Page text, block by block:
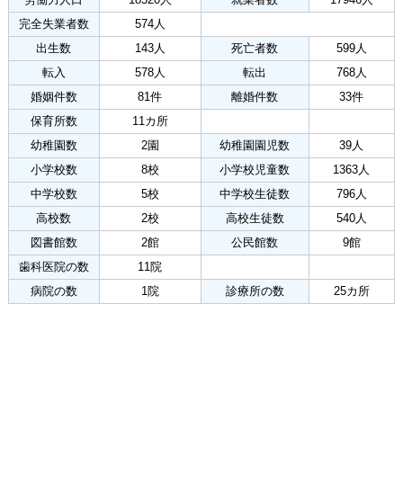
完全失業者数
574人
出生数
143人 死亡者数
599人
転入
578人 転出
768人
婚姻件数
81件 離婚件数
33件
保育所数
11カ所
幼稚園数
2園 幼稚園園児数
39人
小学校数
8校 小学校児童数
1363人
中学校数
5校 中学校生徒数
796人
高校数
2校 高校生徒数
540人
図書館数
2館 公民館数
9館
歯科医院の数
11院
病院の数
1院 診療所の数 25カ所